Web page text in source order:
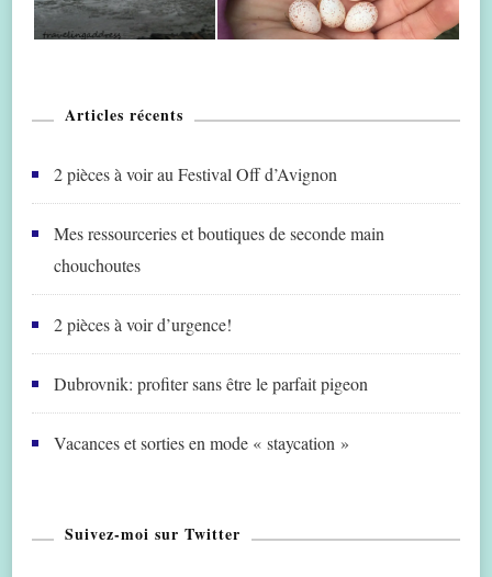
Articles récents
2 pièces à voir au Festival Off d’Avignon
Mes ressourceries et boutiques de seconde main
chouchoutes
2 pièces à voir d’urgence!
Dubrovnik: profiter sans être le parfait pigeon
Vacances et sorties en mode « staycation »
Suivez-moi sur Twitter